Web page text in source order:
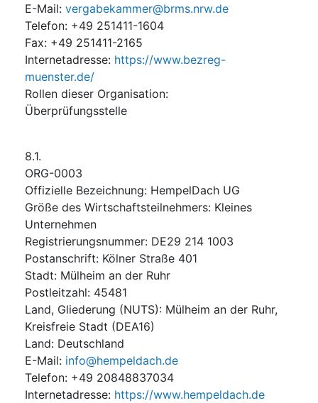
E-Mail: vergabekammer@brms.nrw.de
Telefon: +49 251411-1604
Fax: +49 251411-2165
Internetadresse: https://www.bezreg-
muenster.de/
Rollen dieser Organisation:
Überprüfungsstelle
8.1.
ORG-0003
Offizielle Bezeichnung: HempelDach UG
Größe des Wirtschaftsteilnehmers: Kleines
Unternehmen
Registrierungsnummer: DE29 214 1003
Postanschrift: Kölner Straße 401
Stadt: Mülheim an der Ruhr
Postleitzahl: 45481
Land, Gliederung (NUTS): Mülheim an der Ruhr,
Kreisfreie Stadt (DEA16)
Land: Deutschland
E-Mail: info@hempeldach.de
Telefon: +49 20848837034
Internetadresse: https://www.hempeldach.de